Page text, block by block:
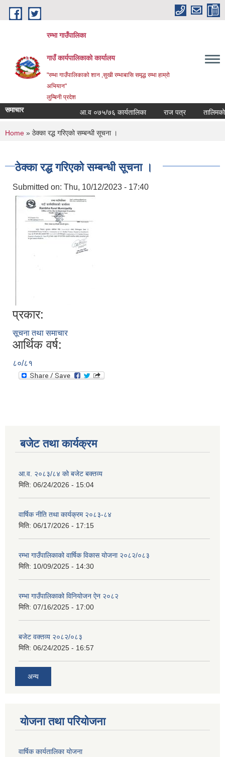
Skip to main content
रम्भा गाउँपालिका
गाउँ कार्यपालिकाको कार्यालय
"रम्भा गाउँपालिकाको शान ,सुखी रम्भाबासि समृद्ध रम्भा हाम्रो
अभियान"
लुम्बिनी प्रदेश
समाचार आ.व ०७५/७६ कार्यतालिका राज पत्र तालिमको
You are here
Home » ठेक्का रद्ध गरिएको सम्बन्धी सूचना ।
ठेक्का रद्ध गरिएको सम्बन्धी सूचना ।
Submitted on: Thu, 10/12/2023 - 17:40
प्रकार:
सूचना तथा समाचार
आर्थिक वर्ष:
८०/८१
बजेट तथा कार्यक्रम
आ.व. २०८३/८४ को बजेट बक्तव्य
मिति: 06/24/2026 - 15:04
वार्षिक नीति तथा कार्यक्रम २०८३-८४
मिति: 06/17/2026 - 17:15
रम्भा गाउँपालिकाको वार्षिक विकास योजना २०८२/०८३
मिति: 10/09/2025 - 14:30
रम्भा गाउँपालिकाको विनियोजन ऐन २०८२
मिति: 07/16/2025 - 17:00
बजेट वक्तव्य २०८२/०८३
मिति: 06/24/2025 - 16:57
अन्य
योजना तथा परियोजना
वार्षिक कार्यतालिका योजना